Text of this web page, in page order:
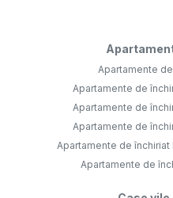
Apartamente
Apartamente de
Apartamente de
Apartamente de
Apartamente de închiriat
Apartamente de